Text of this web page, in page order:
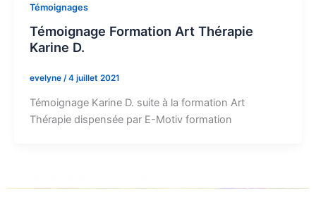
Témoignages
Témoignage Formation Art Thérapie
Karine D.
evelyne /4 juillet 2021
Témoignage Karine D. suite à la formation Art
Thérapie dispensée par E-Motiv formation